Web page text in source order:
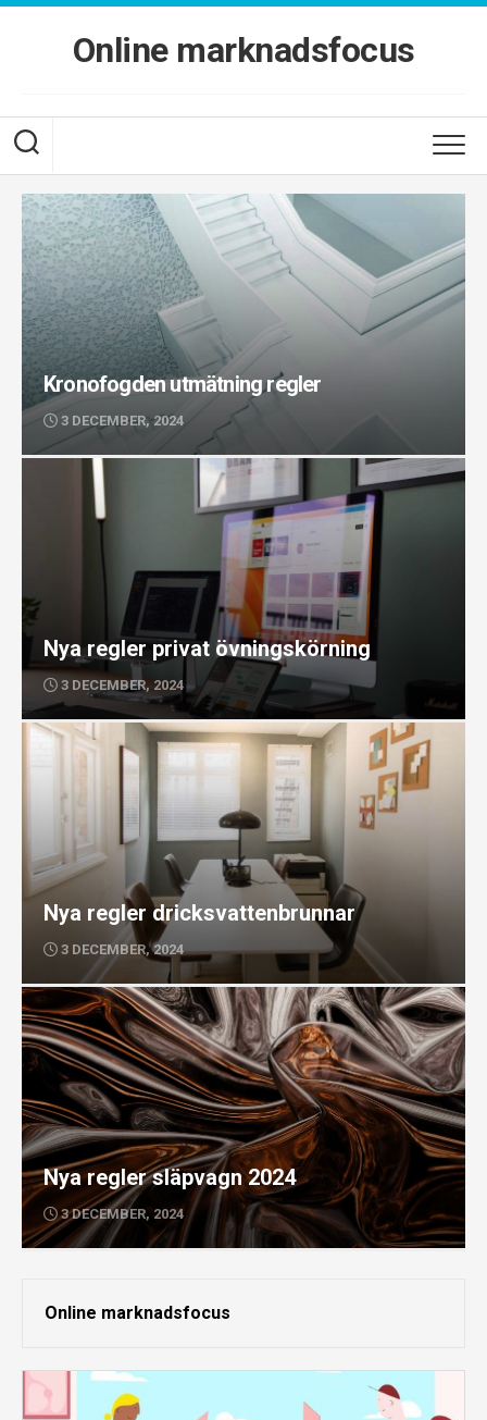
Skip
Online marknadsfocus
Kronofogden utmätning regler
3 DECEMBER, 2024
Nya regler privat övningskörning
3 DECEMBER, 2024
Nya regler dricksvattenbrunnar
3 DECEMBER, 2024
Nya regler släpvagn 2024
3 DECEMBER, 2024
Online marknadsfocus